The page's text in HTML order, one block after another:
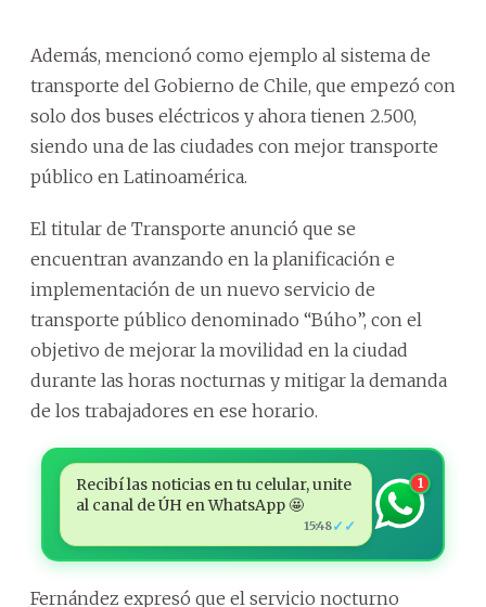
Además, mencionó como ejemplo al sistema de
transporte del Gobierno de Chile, que empezó con
solo dos buses eléctricos y ahora tienen 2.500,
siendo una de las ciudades con mejor transporte
público en Latinoamérica.
El titular de Transporte anunció que se
encuentran avanzando en la planificación e
implementación de un nuevo servicio de
transporte público denominado “Búho”, con el
objetivo de mejorar la movilidad en la ciudad
durante las horas nocturnas y mitigar la demanda
de los trabajadores en ese horario.
Recibí las noticias en tu celular, unite
al canal de ÚH en WhatsApp 🤩
15:48✓✓
1
Fernández expresó que el servicio nocturno